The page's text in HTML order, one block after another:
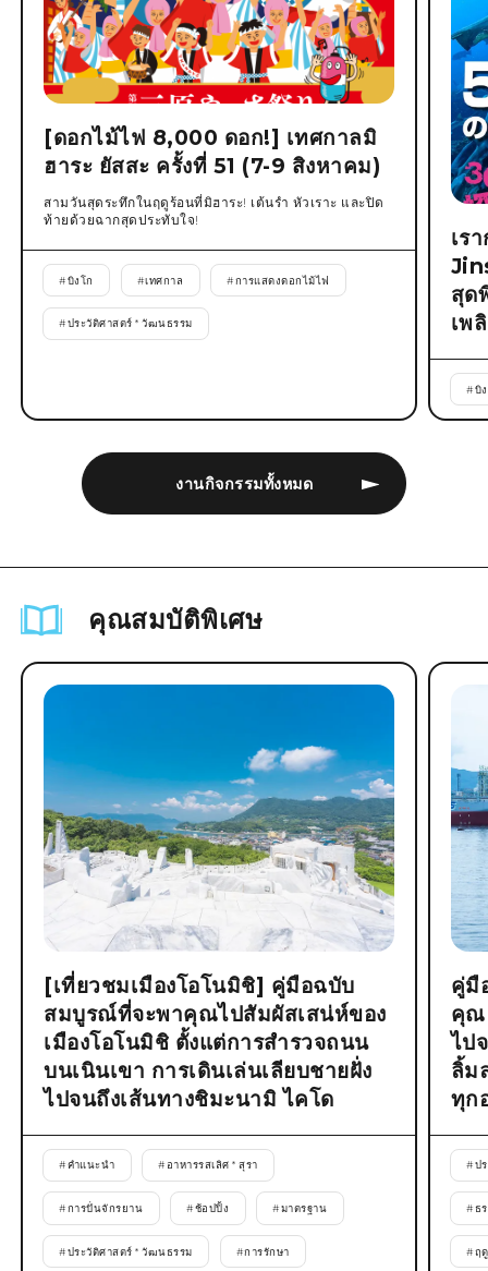
งานกิจกรรมทั้งหมด
[ดอกไม้ไฟ 8,000 ดอก!] เทศกาลมิ
ฮาระ ยัสสะ ครั้งที่ 51 (7-9 สิงหาคม)
สามวันสุดระทึกในฤดูร้อนที่มิฮาระ! เต้นรำ หัวเราะ และปิด
ท้ายด้วยฉากสุดประทับใจ!
#บิงโก #เทศกาล #การแสดงดอกไม้ไฟ
#ประวัติศาสตร์ * วัฒนธรรม
เร
สุด
เพ
#บิ
คุณสมบัติพิเศษ
[เที่ยวชมเมืองโอโนมิชิ] คู่มือฉบับ
สมบูรณ์ที่จะพาคุณไปสัมผัสเสน่ห์ของ
เมืองโอโนมิชิ ตั้งแต่การสำรวจถนน
บนเนินเขา การเดินเล่นเลียบชายฝั่ง
ไปจนถึงเส้นทางชิมะนามิ ไคโด
#คำแนะนำ # อาหารรสเลิศ * สุรา
#การปั่นจักรยาน #ช้อปปิ้ง #มาตรฐาน
#ประวัติศาสตร์ * วัฒนธรรม #การรักษา
คู่มื
คุณ
ไป
ลิ้ม
ทุก
#ป
#ธ
#ฤ